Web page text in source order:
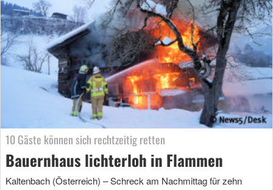
10 Gäste können sich rechtzeitig retten
Bauernhaus lichterloh in Flammen
Kaltenbach (Österreich) – Schreck am Nachmittag für zehn